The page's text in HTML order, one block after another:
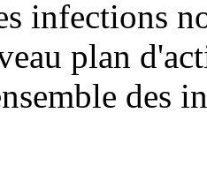
infections
plan
des